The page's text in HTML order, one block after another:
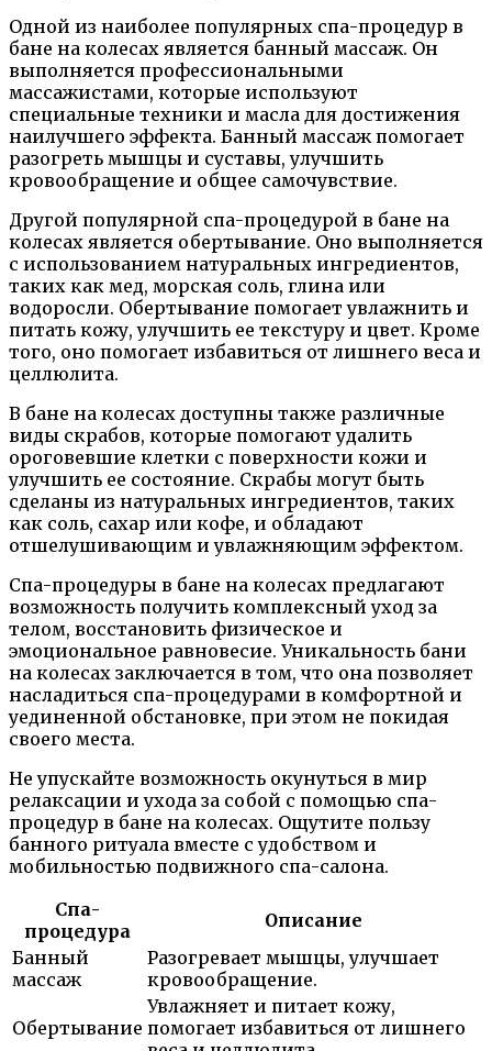
Одной из наиболее популярных спа-процедур в
бане на колесах является банный массаж. Он
выполняется профессиональными
массажистами, которые используют
специальные техники и масла для достижения
наилучшего эффекта. Банный массаж помогает
разогреть мышцы и суставы, улучшить
кровообращение и общее самочувствие.
Другой популярной спа-процедурой в бане на
колесах является обертывание. Оно выполняется
с использованием натуральных ингредиентов,
таких как мед, морская соль, глина или
водоросли. Обертывание помогает увлажнить и
питать кожу, улучшить ее текстуру и цвет. Кроме
того, оно помогает избавиться от лишнего веса и
целлюлита.
В бане на колесах доступны также различные
виды скрабов, которые помогают удалить
ороговевшие клетки с поверхности кожи и
улучшить ее состояние. Скрабы могут быть
сделаны из натуральных ингредиентов, таких
как соль, сахар или кофе, и обладают
отшелушивающим и увлажняющим эффектом.
Спа-процедуры в бане на колесах предлагают
возможность получить комплексный уход за
телом, восстановить физическое и
эмоциональное равновесие. Уникальность бани
на колесах заключается в том, что она позволяет
насладиться спа-процедурами в комфортной и
уединенной обстановке, при этом не покидая
своего места.
Не упускайте возможность окунуться в мир
релаксации и ухода за собой с помощью спа-
процедур в бане на колесах. Ощутите пользу
банного ритуала вместе с удобством и
мобильностью подвижного спа-салона.
Спа-
процедура
Описание
Банный
массаж
Разогревает мышцы, улучшает
кровообращение.
Обертывание
Увлажняет и питает кожу,
помогает избавиться от лишнего